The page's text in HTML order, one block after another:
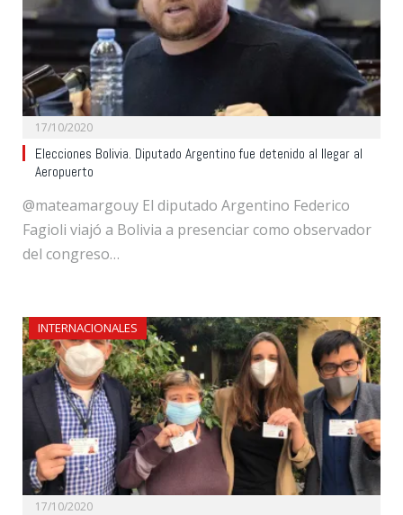
17/10/2020
Elecciones Bolivia. Diputado Argentino fue detenido al llegar al
Aeropuerto
@mateamargouy El diputado Argentino Federico
Fagioli viajó a Bolivia a presenciar como observador
del congreso…
INTERNACIONALES
17/10/2020